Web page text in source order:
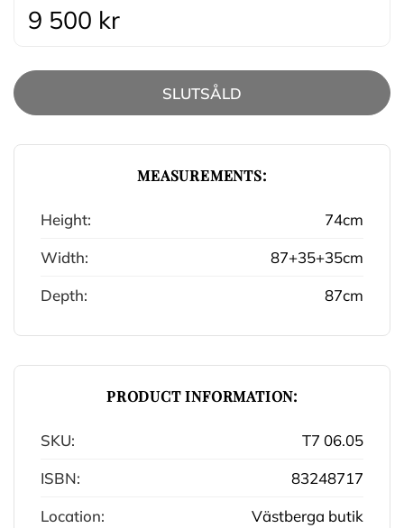
9 500 kr
SLUTSÅLD
MEASUREMENTS:
Height:
74cm
Width:
87+35+35cm
Depth:
87cm
PRODUCT INFORMATION:
SKU:
T7 06.05
ISBN:
83248717
Location:
Västberga butik